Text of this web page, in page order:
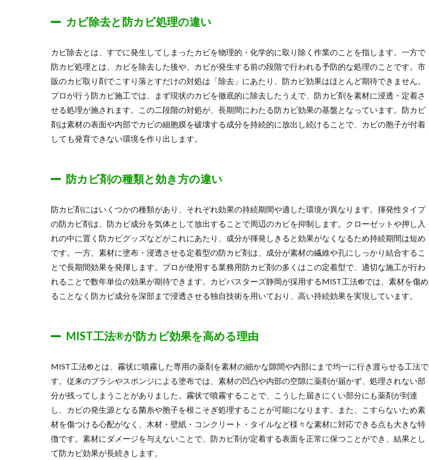
カビ除去と防カビ処理の違い
カビ除去とは、すでに発生してしまったカビを物理的・化学的に取り除く作業のことを指します。一方で
防カビ処理とは、カビを除去した後や、カビが発生する前の段階で行われる予防的な処理のことです。市
販のカビ取り剤でこすり落とすだけの対処は「除去」にあたり、防カビ効果はほとんど期待できません。
プロが行う防カビ施工では、まず現状のカビを徹底的に除去したうえで、防カビ剤を素材に浸透・定着さ
せる処理が施されます。この二段階の対処が、長期間にわたる防カビ効果の基盤となっています。防カビ
剤は素材の表面や内部でカビの細胞膜を破壊する成分を持続的に放出し続けることで、カビの胞子が付着
しても発育できない環境を作り出します。
防カビ剤の種類と効き方の違い
防カビ剤にはいくつかの種類があり、それぞれ効果の持続期間や適した環境が異なります。揮発性タイプ
の防カビ剤は、防カビ成分を気体として放出することで周辺のカビを抑制します。クローゼットや押し入
れの中に置く防カビグッズなどがこれにあたり、成分が揮発しきると効果がなくなるため持続期間は短め
です。一方、素材に塗布・浸透させる定着型の防カビ剤は、成分が素材の繊維や孔にしっかり結合するこ
とで長期間効果を発揮します。プロが使用する業務用防カビ剤の多くはこの定着型で、適切な施工が行わ
れることで数年単位の効果が期待できます。カビバスターズ静岡が採用するMIST工法®では、素材を傷め
ることなく防カビ成分を深部まで浸透させる独自技術を用いており、高い持続効果を実現しています。
MIST工法®が防カビ効果を高める理由
MIST工法®とは、霧状に噴霧した専用の薬剤を素材の細かな隙間や内部にまで均一に行き渡らせる工法で
す。従来のブラシやスポンジによる塗布では、素材の凹凸や内部の空隙に薬剤が届かず、処理されない部
分が残ってしまうことがありました。霧状で噴霧することで、こうした届きにくい部分にも薬剤が到達
し、カビの発生源となる菌糸や胞子を根こそぎ処理することが可能になります。また、こすらないため素
材を傷つける心配がなく、木材・壁紙・コンクリート・タイルなど様々な素材に対応できる点も大きな特
徴です。素材にダメージを与えないことで、防カビ剤が定着する表面を正常に保つことができ、結果とし
て防カビ効果が長続きします。